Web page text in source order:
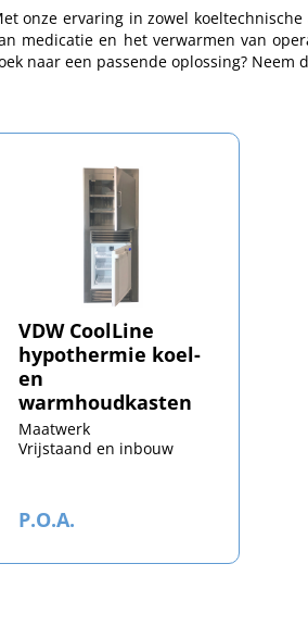
onze ervaring in zowel
medicatie en het verwarmen van
naar een passende oplossing? Neem
VDW CoolLine
hypothermie koel-
en
warmhoudkasten
Maatwerk
Vrijstaand en inbouw
P.O.A.